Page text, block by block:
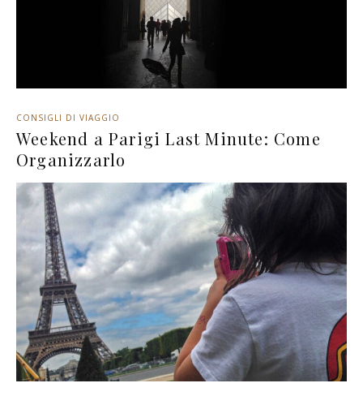
CONSIGLI DI VIAGGIO
Weekend a Parigi Last Minute: Come
Organizzarlo